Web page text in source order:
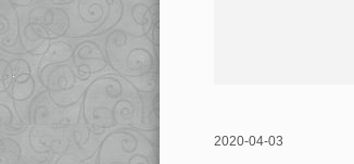
2020-04-03